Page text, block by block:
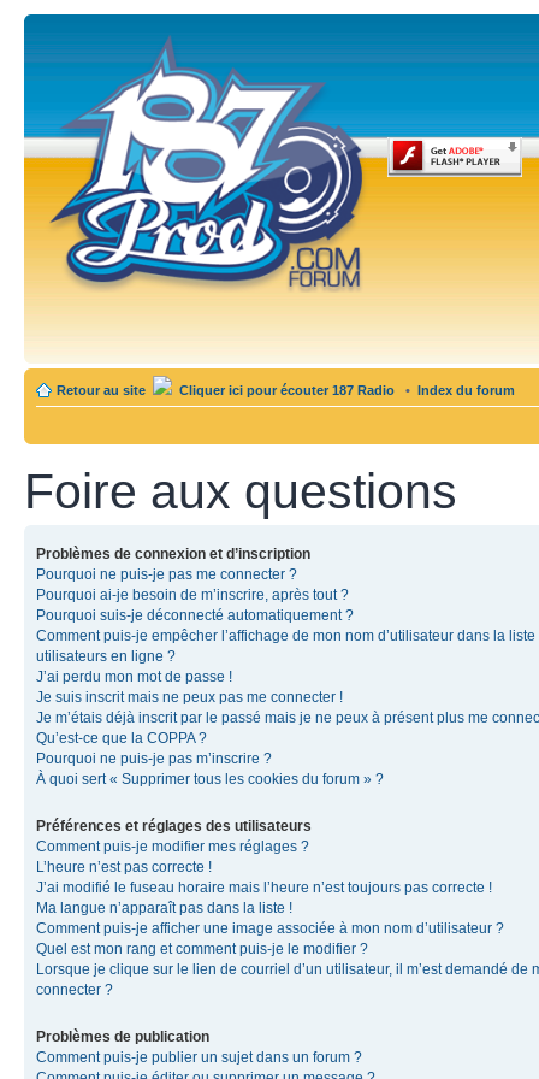
Retour au site Cliquer ici pour écouter 187 Radio • Index du forum
Foire aux questions
Problèmes de connexion et d’inscription
Pourquoi ne puis-je pas me connecter ?
Pourquoi ai-je besoin de m’inscrire, après tout ?
Pourquoi suis-je déconnecté automatiquement ?
Comment puis-je empêcher l’affichage de mon nom d’utilisateur dans la liste
utilisateurs en ligne ?
J’ai perdu mon mot de passe !
Je suis inscrit mais ne peux pas me connecter !
Je m’étais déjà inscrit par le passé mais je ne peux à présent plus me
Qu’est-ce que la COPPA ?
Pourquoi ne puis-je pas m’inscrire ?
À quoi sert « Supprimer tous les cookies du forum » ?
Préférences et réglages des utilisateurs
Comment puis-je modifier mes réglages ?
L’heure n’est pas correcte !
J’ai modifié le fuseau horaire mais l’heure n’est toujours pas correcte !
Ma langue n’apparaît pas dans la liste !
Comment puis-je afficher une image associée à mon nom d’utilisateur ?
Quel est mon rang et comment puis-je le modifier ?
Lorsque je clique sur le lien de courriel d’un utilisateur, il m’est demandé de
connecter ?
Problèmes de publication
Comment puis-je publier un sujet dans un forum ?